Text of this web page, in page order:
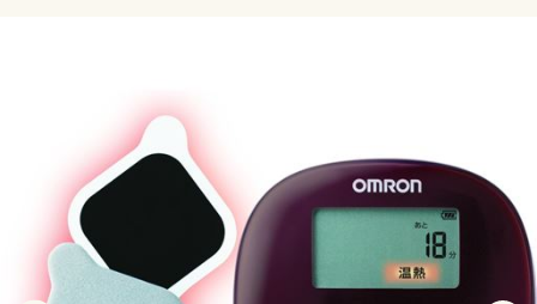
ジュニア・ティーンズ下着
メンズ下着
キッチン・雑貨・日用品
寝具・インテリア・家具通販すべて
家具・収納
寝具・ベッド
美容・健康
美容・健康通販すべて
美容・健康・サプリメント
制服・スクール
制服・スクールすべて
大きいサイズ
キッチン・雑貨・日用品
家具・収納
寝具・ベッド
カーテン・ラグ・ファブリック
美容・健康通販すべて
美容・健康・サプリメント
制服・スクール
制服・スクールすべて
制服・学生服
大きいサイズ
大きいサイズ通販すべて
バーゲン